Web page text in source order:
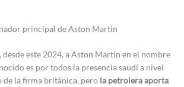
principal de Aston Martin
desde este 2024, a Aston Martin en el nombre
es por todos la presencia saudí a nivel
la firma británica, pero la petrolera aporta